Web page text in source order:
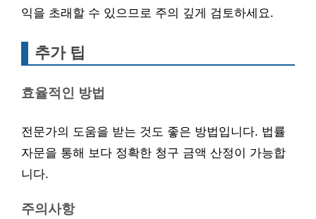
익을 초래할 수 있으므로 주의 깊게 검토하세요.
추가 팁
효율적인 방법
전문가의 도움을 받는 것도 좋은 방법입니다. 법률
자문을 통해 보다 정확한 청구 금액 산정이 가능합
니다.
주의사항